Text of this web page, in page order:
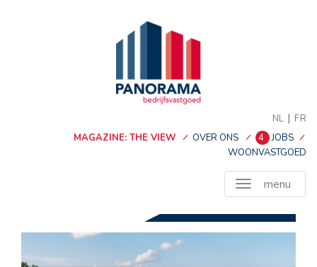
NL | FR
MAGAZINE: THE VIEW
OVER ONS 4 JOBS
WOONVASTGOED
menu